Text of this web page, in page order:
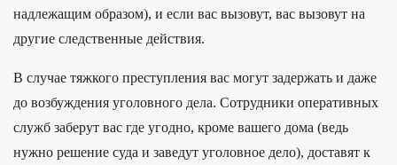
надлежащим образом), и если вас вызовут, вас вызовут на
другие следственные действия.
В случае тяжкого преступления вас могут задержать и даже
до возбуждения уголовного дела. Сотрудники оперативных
служб заберут вас где угодно, кроме вашего дома (ведь
нужно решение суда и заведут уголовное дело), ​​доставят к